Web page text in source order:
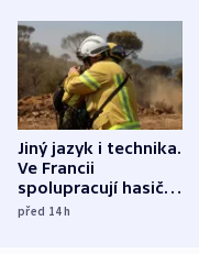
Jiný jazyk i technika.
Ve Francii
spolupracují hasiči z
různých zemí
před 14h